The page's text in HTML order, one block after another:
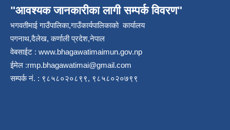
"आवश्यक जानकारीका लागी सम्पर्क विवरण"
भगवतीमाई गाउँपालिका,गाउँकार्यपालिकाको कार्यालय
पगनाथ,दैलेख, कर्णाली प्रदेश,नेपाल
वेबसाईट : www.bhagawatimaimun.gov.np
ईमेल :rmp.bhagawatimai@gmail.com
सम्पर्क नं. : ९८५८०२०८९९, ९८५८०२०७९९